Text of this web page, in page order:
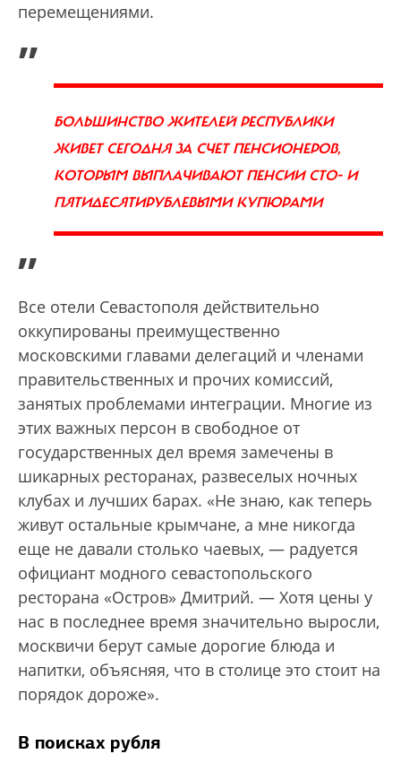
перемещениями.
„
БОЛЬШИНСТВО ЖИТЕЛЕЙ РЕСПУБЛИКИ
ЖИВЕТ СЕГОДНЯ ЗА СЧЕТ ПЕНСИОНЕРОВ,
КОТОРЫМ ВЫПЛАЧИВАЮТ ПЕНСИИ СТО- И
ПЯТИДЕСЯТИРУБЛЕВЫМИ КУПЮРАМИ
”
Все отели Севастополя действительно
оккупированы преимущественно
московскими главами делегаций и членами
правительственных и прочих комиссий,
занятых проблемами интеграции. Многие из
этих важных персон в свободное от
государственных дел время замечены в
шикарных ресторанах, развеселых ночных
клубах и лучших барах. «Не знаю, как теперь
живут остальные крымчане, а мне никогда
еще не давали столько чаевых, — радуется
официант модного севастопольского
ресторана «Остров» Дмитрий. — Хотя цены у
нас в последнее время значительно выросли,
москвичи берут самые дорогие блюда и
напитки, объясняя, что в столице это стоит на
порядок дороже».
В поисках рубля